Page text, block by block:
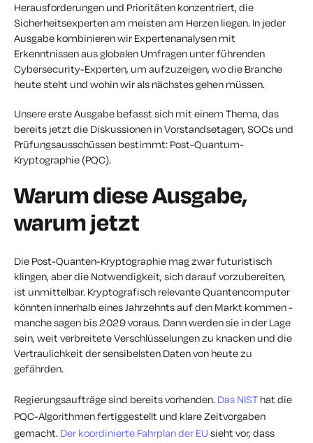
Herausforderungen und Prioritäten konzentriert, die
Sicherheitsexperten am meisten am Herzen liegen. In jeder
Ausgabe kombinieren wir Expertenanalysen mit
Erkenntnissen aus globalen Umfragen unter führenden
Cybersecurity-Experten, um aufzuzeigen, wo die Branche
heute steht und wohin wir als nächstes gehen müssen.
Unsere erste Ausgabe befasst sich mit einem Thema, das
bereits jetzt die Diskussionen in Vorstandsetagen, SOCs und
Prüfungsausschüssen bestimmt: Post-Quantum-
Kryptographie (PQC).
Warum diese Ausgabe,
warum jetzt
Die Post-Quanten-Kryptographie mag zwar futuristisch
klingen, aber die Notwendigkeit, sich darauf vorzubereiten,
ist unmittelbar. Kryptografisch relevante Quantencomputer
könnten innerhalb eines Jahrzehnts auf den Markt kommen -
manche sagen bis 2029 voraus. Dann werden sie in der Lage
sein, weit verbreitete Verschlüsselungen zu knacken und die
Vertraulichkeit der sensibelsten Daten von heute zu
gefährden.
Regierungsaufträge sind bereits vorhanden. Das NIST hat die
PQC-Algorithmen fertiggestellt und klare Zeitvorgaben
gemacht. Der koordinierte Fahrplan der EU sieht vor, dass